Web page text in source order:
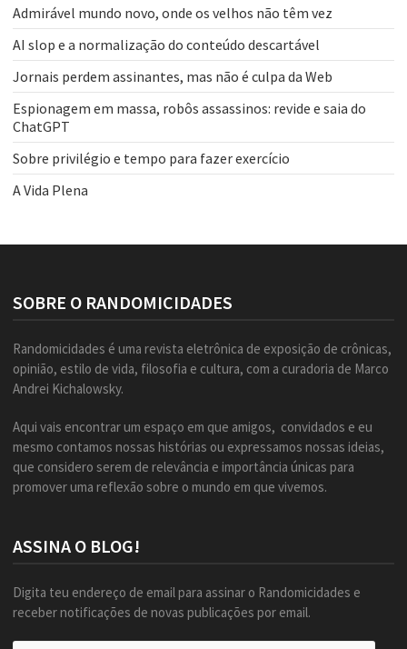
Admirável mundo novo, onde os velhos não têm vez
AI slop e a normalização do conteúdo descartável
Jornais perdem assinantes, mas não é culpa da Web
Espionagem em massa, robôs assassinos: revide e saia do
ChatGPT
Sobre privilégio e tempo para fazer exercício
A Vida Plena
SOBRE O RANDOMICIDADES
Randomicidades é uma revista eletrônica de exposição de crônicas,
opinião, estilo de vida, filosofia e cultura, com a curadoria de Marco
Andrei Kichalowsky.
Aqui vais encontrar um espaço em que amigos, convidados e eu
mesmo contamos nossas histórias ou expressamos nossas ideias,
que considero serem de relevância e importância únicas para
promover uma reflexão sobre o mundo em que vivemos.
ASSINA O BLOG!
Digita teu endereço de email para assinar o Randomicidades e
receber notificações de novas publicações por email.